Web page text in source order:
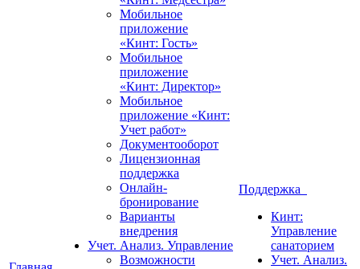
Мобильное
приложение
«Кинт: Гость»
Мобильное
приложение
«Кинт: Директор»
Мобильное
приложение «Кинт:
Учет работ»
Документооборот
Лицензионная
поддержка
Онлайн-
бронирование
Варианты
внедрения
Учет. Анализ. Управление
Возможности
Поддержка
Кинт:
Управление
санаторием
Учет. Анализ.